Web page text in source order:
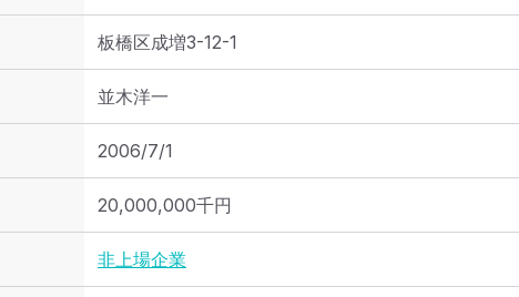
板橋区成増3-12-1
並木洋一
2006/7/1
20,000,000千円
非上場企業